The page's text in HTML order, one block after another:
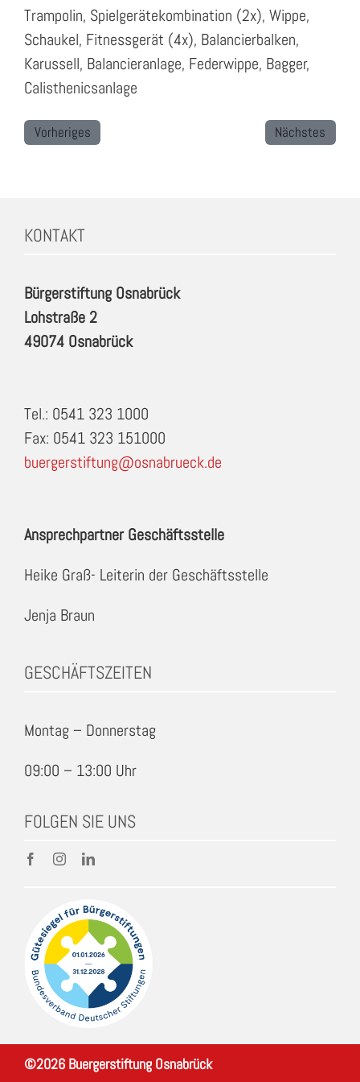
Trampolin, Spielgerätekombination (2x), Wippe,
Schaukel, Fitnessgerät (4x), Balancierbalken,
Karussell, Balancieranlage, Federwippe, Bagger,
Calisthenicsanlage
Vorheriges Nächstes
KONTAKT
Bürgerstiftung Osnabrück
Lohstraße 2
49074 Osnabrück
Tel.: 0541 323 1000
Fax: 0541 323 151000
buergerstiftung@osnabrueck.de
Ansprechpartner Geschäftsstelle
Heike Graß- Leiterin der Geschäftsstelle
Jenja Braun
GESCHÄFTSZEITEN
Montag – Donnerstag
09:00 – 13:00 Uhr
FOLGEN SIE UNS
©2026 Buergerstiftung Osnabrück